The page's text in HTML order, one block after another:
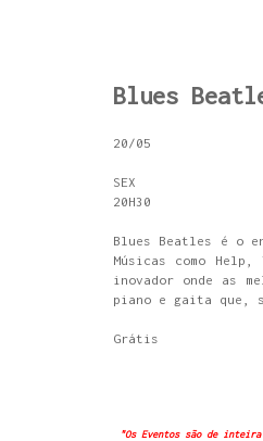
Blues
20/05
SEX
20H30
Blues Beatles é o
Músicas como
inovador onde as
piano e gaita que,
Grátis
"Os Eventos são de